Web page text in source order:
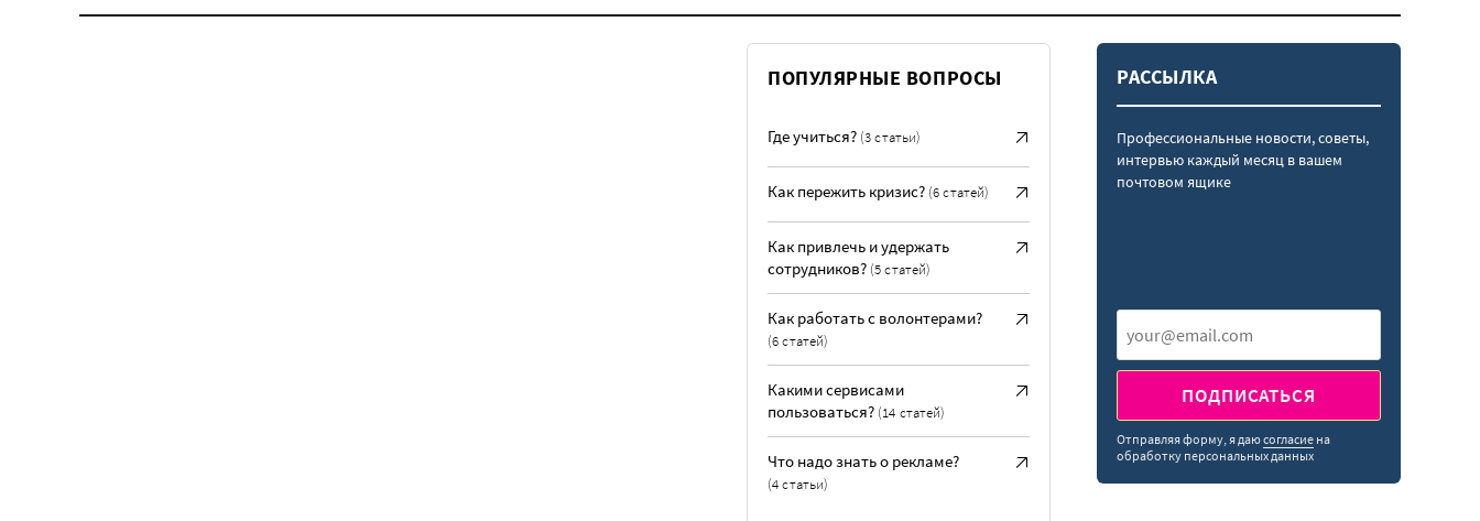
ПОПУЛЯРНЫЕ ВОПРОСЫ
Где учиться? (3 статьи)
Как пережить кризис? (6 статей)
Как привлечь и удержать
сотрудников? (5 статей)
Как работать с волонтерами?
(6 статей)
Какими сервисами
пользоваться? (14 статей)
Что надо знать о рекламе?
(4 статьи)
РАССЫЛКА
Профессиональные новости, советы,
интервью каждый месяц в вашем
почтовом ящике
ПОДПИСАТЬСЯ
Отправляя форму, я даюсогласие на
обработку персональных данных